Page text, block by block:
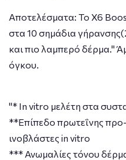
Αποτελέσματα: To X6
στα 10 σημάδια
και πιο λαμπερό δέρμα."
όγκου.
"* In vitro μελέτη στα
**Επίπεδο πρωτεΐνης
ινοβλάστες in vitro
*** Ανωμαλίες τόνου